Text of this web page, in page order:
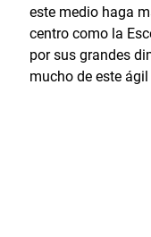
este medio haga
centro como la
por sus grandes
mucho de este